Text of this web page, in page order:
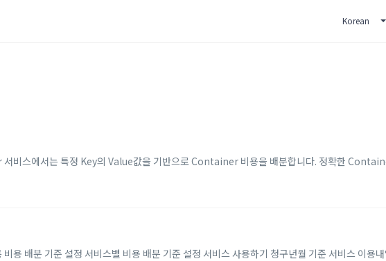
Korean
비스에서는 특정 Key의 Value값을 기반으로 Container 비용을 배분합니다. 정확한
배분 기준 설정 서비스별 비용 배분 기준 설정 서비스 사용하기 청구년월 기준 서비스 이용